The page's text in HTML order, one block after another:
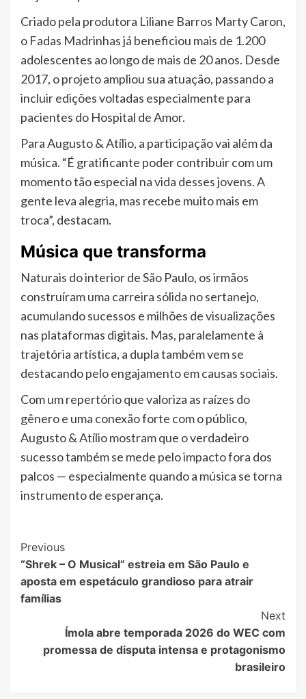
Criado pela produtora Liliane Barros Marty Caron,
o Fadas Madrinhas já beneficiou mais de 1.200
adolescentes ao longo de mais de 20 anos. Desde
2017, o projeto ampliou sua atuação, passando a
incluir edições voltadas especialmente para
pacientes do Hospital de Amor.
Para Augusto & Atílio, a participação vai além da
música. “É gratificante poder contribuir com um
momento tão especial na vida desses jovens. A
gente leva alegria, mas recebe muito mais em
troca”, destacam.
Música que transforma
Naturais do interior de São Paulo, os irmãos
construíram uma carreira sólida no sertanejo,
acumulando sucessos e milhões de visualizações
nas plataformas digitais. Mas, paralelamente à
trajetória artística, a dupla também vem se
destacando pelo engajamento em causas sociais.
Com um repertório que valoriza as raízes do
gênero e uma conexão forte com o público,
Augusto & Atílio mostram que o verdadeiro
sucesso também se mede pelo impacto fora dos
palcos — especialmente quando a música se torna
instrumento de esperança.
Post
Navigation
Previous
“Shrek – O Musical” estreia em São Paulo e
aposta em espetáculo grandioso para atrair
famílias
Next
Ímola abre temporada 2026 do WEC com
promessa de disputa intensa e protagonismo
brasileiro